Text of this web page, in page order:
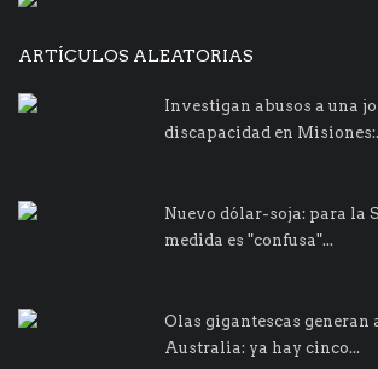
ARTÍCULOS ALEATORIAS
Investigan abusos a una
discapacidad en
Nuevo dólar-soja: para la
medida es "confusa"...
Olas gigantescas generan
Australia: ya hay cinco...